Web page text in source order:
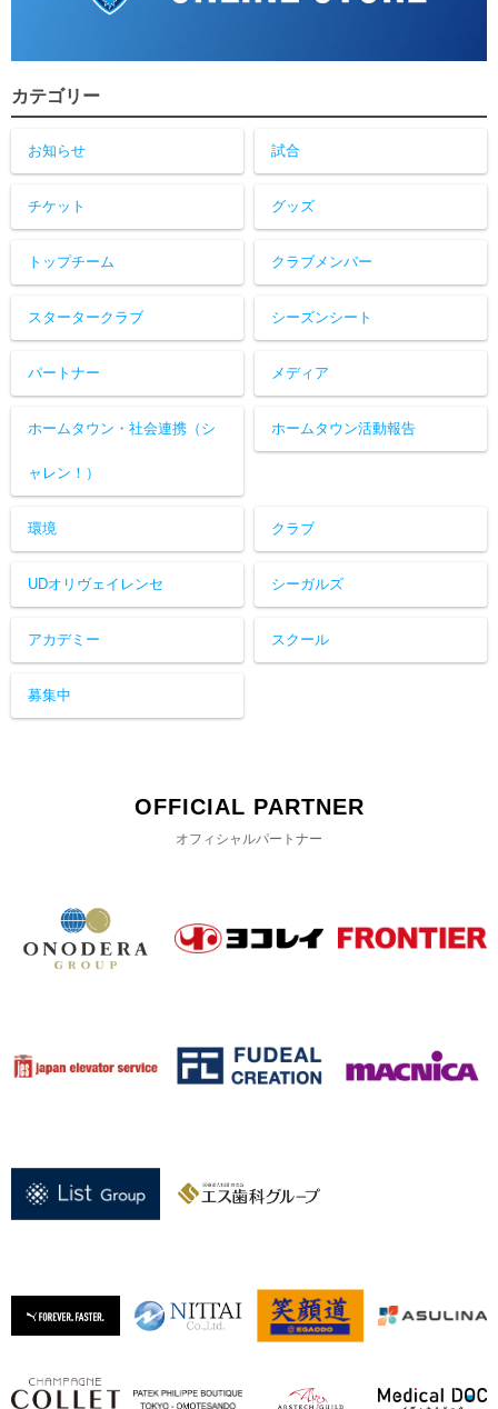
カテゴリー
お知らせ 試合
チケット グッズ
トップチーム クラブメンバー
スタータークラブ シーズンシート
パートナー メディア
ホームタウン・社会連携（シ
ャレン！）
ホームタウン活動報告
環境 クラブ
UDオリヴェイレンセ シーガルズ
アカデミー スクール
募集中
OFFICIAL PARTNER
オフィシャルパートナー